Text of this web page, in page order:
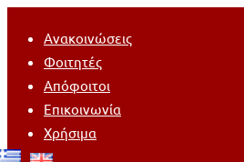
Ανακοινώσεις
Φοιτητές
Απόφοιτοι
Επικοινωνία
Χρήσιμα